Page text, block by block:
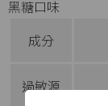
黑糖口味
成分
過敏源